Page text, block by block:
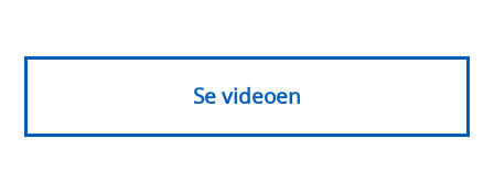
Se videoen